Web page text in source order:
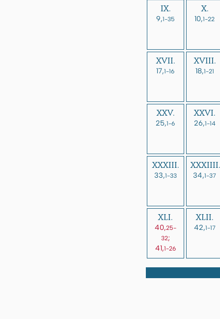
IX.
9,1-35
X.
10,1-22
XVII.
17,1-16
XVIII.
18,1-21
XXV.
25,1-6
XXVI.
26,1-14
XXXIII.
33,1-33
XXXIIII.
34,1-37
XLI.
40,25-
32;
41,1-26
XLII.
42,1-17